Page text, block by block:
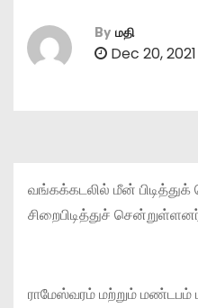
By மதி
Dec 20, 2021
வங்கக்கடலில் மீன்
சிறைபிடித்துச்
ராமேஸ்வரம் மற்றும் மண்டபம்